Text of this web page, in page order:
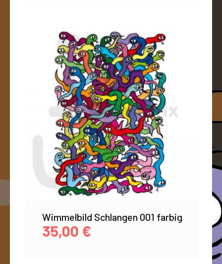
Wimmelbild Schlangen 001 farbig
35,00 €